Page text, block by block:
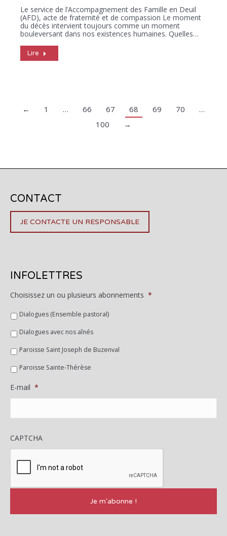
Le service de l’Accompagnement des Famille en Deuil
(AFD), acte de fraternité et de compassion Le moment
du décès intervient toujours comme un moment
bouleversant dans nos existences humaines. Quelles…
Lire
← 1 … 66 67 68 69 70
…
100
→
CONTACT
JE CONTACTE UN RESPONSABLE
INFOLETTRES
Choisissez un ou plusieurs abonnements *
Dialogues (Ensemble pastoral)
Dialogues avec nos aînés
Paroisse Saint Joseph de Buzenval
Paroisse Sainte-Thérèse
E-mail *
CAPTCHA